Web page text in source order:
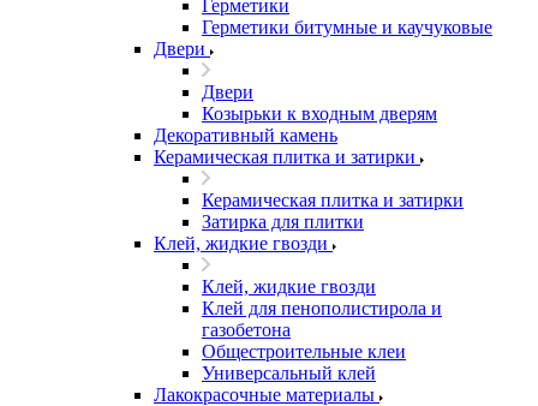
Герметики
Герметики битумные и каучуковые
Двери
Двери
Козырьки к входным дверям
Декоративный камень
Керамическая плитка и затирки
Керамическая плитка и затирки
Затирка для плитки
Клей, жидкие гвозди
Клей, жидкие гвозди
Клей для пенополистирола и
газобетона
Общестроительные клеи
Универсальный клей
Лакокрасочные материалы